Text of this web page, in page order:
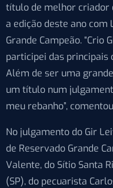
título de melhor criador
a edição deste ano com
Grande Campeão. “Crio
participei das principais
Além de ser uma
um título num
meu rebanho”,
No julgamento do Gir
de Reservado Grande
Valente, do Sítio Santa
(SP), do pecuarista